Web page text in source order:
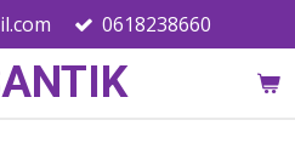
0618238660